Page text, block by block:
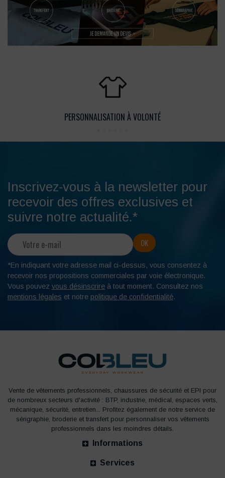
PERSONNALISATION À VOLONTÉ
Inscrivez-vous à la newsletter pour
recevoir des offres exclusives et
suivre notre actualité.*
*En indiquant votre adresse mail ci-dessus, vous consentez à
recevoir nos propositions commerciales par voie électronique.
Vous pouvez vous désinscrire à tout moment. Consultez nos
mentions légales et notre politique de confidentialité.
Vente de vêtements professionnels, chaussures de sécurité et EPI pour
de nombreux secteurs d'activité : BTP, industrie, médical, espaces verts,
mécanique, sécurité, entretien... Profitez également de notre service de
sérigraphie, broderie et transfert pour personnaliser vos vêtements
professionnels dans les moindres détails.
Informations
Services